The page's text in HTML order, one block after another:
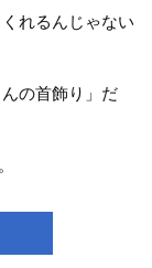
れるんじゃない
の首飾り」だ